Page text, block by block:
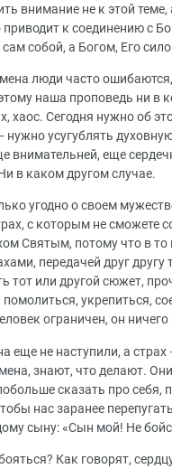
внимание не к этой
приводит к соединению с
собой, а Богом, Его
люди часто
наша проповедь ни в
хаос. Сегодня нужно об
нужно усугублять
внимательней, еще
в каком другом случае.
угодно о своем
с которым не сможете
Святым, потому что в
передачей друг
тот или другой сюжет,
укрепиться,
ограничен, он
еще не наступили, а
знают, что делают.
сказать про себя,
нас заранее
сыну: «Сын мой! Не
Как говорят,